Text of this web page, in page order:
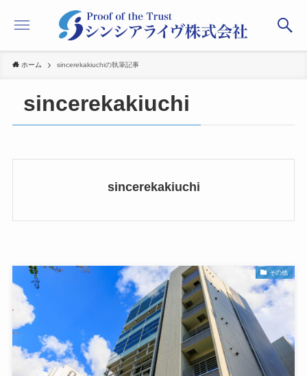
ホーム sincerekakiuchiの執筆記事
sincerekakiuchi
sincerekakiuchi
その他